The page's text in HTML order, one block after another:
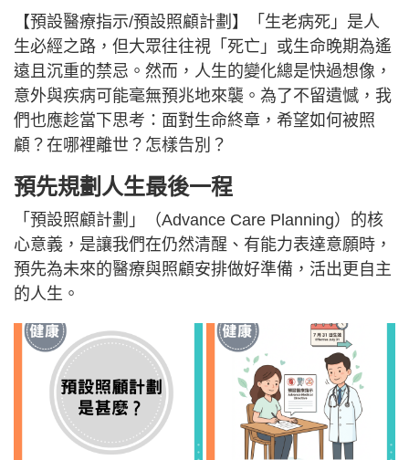
【預設醫療指示/預設照顧計劃】「生老病死」是人
生必經之路，但大眾往往視「死亡」或生命晚期為遙
遠且沉重的禁忌。然而，人生的變化總是快過想像，
意外與疾病可能毫無預兆地來襲。為了不留遺憾，我
們也應趁當下思考：面對生命終章，希望如何被照
顧？在哪裡離世？怎樣告別？
預先規劃人生最後一程
「預設照顧計劃」（Advance Care Planning）的核
心意義，是讓我們在仍然清醒、有能力表達意願時，
預先為未來的醫療與照顧安排做好準備，活出更自主
的人生。